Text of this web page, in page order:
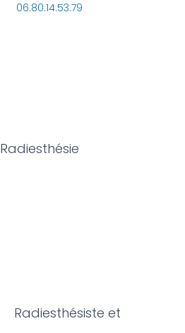
06.80.14.53.79
Radiesthésie
Radiesthésiste et